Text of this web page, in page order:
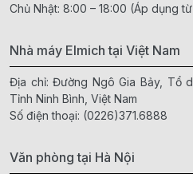
Chủ Nhật: 8:00 – 18:00 (Áp dụng
Nhà máy Elmich tại Việt Nam
Địa chỉ: Đường Ngô Gia Bảy, Tổ
Tỉnh Ninh Bình, Việt Nam
Số điện thoại: (0226)371.6888
Văn phòng tại Hà Nội